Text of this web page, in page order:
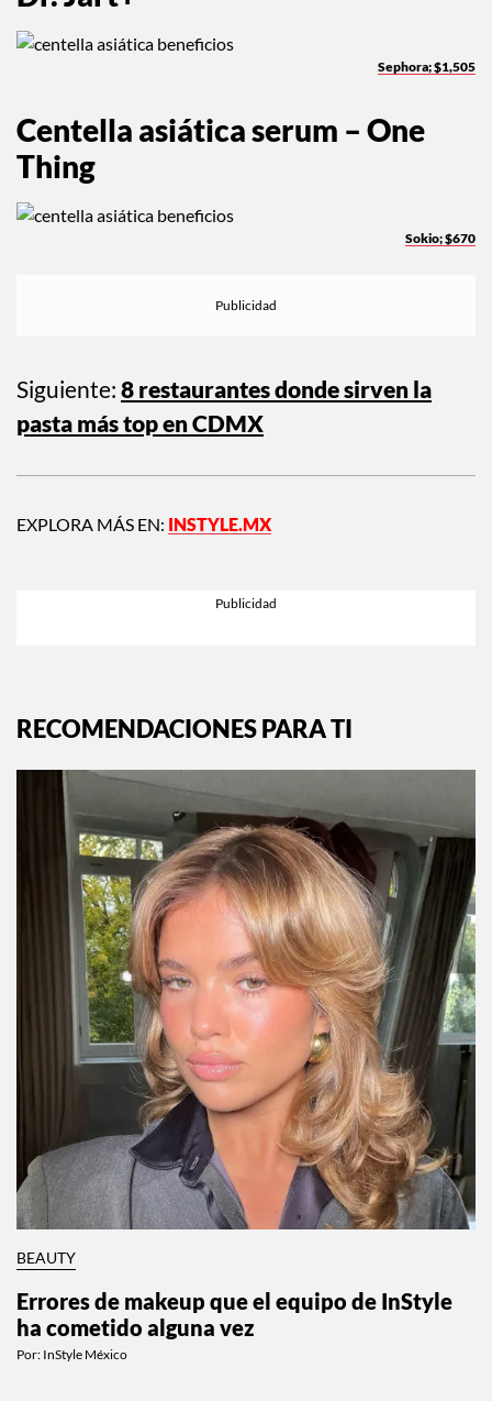
Sephora; $1,505
Centella asiática serum – One
Thing
Sokio; $670
Siguiente: 8 restaurantes donde sirven la
pasta más top en CDMX
EXPLORA MÁS EN: INSTYLE.MX
RECOMENDACIONES PARA TI
BEAUTY
Errores de makeup que el equipo de InStyle
ha cometido alguna vez
Por: InStyle México